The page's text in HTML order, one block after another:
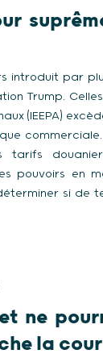
introduit par
Trump.
(IEEPA)
tarifs
pouvoirs en
si de
ne
la